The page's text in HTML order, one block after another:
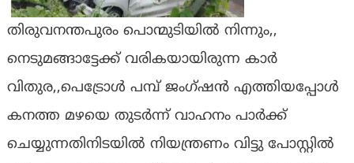
തിരുവനന്തപുരം പൊന്മുടിയിൽ നിന്നും,,
നെടുമങ്ങാട്ടേക്ക് വരികയായിരുന്ന കാർ
വിതുര,,പെട്രോൾ പമ്പ് ജംഗ്ഷൻ എത്തിയപ്പോൾ
കനത്ത മഴയെ തുടർന്ന് വാഹനം പാർക്ക്
ചെയ്യുന്നതിനിടയിൽ നിയന്ത്രണം വിട്ടു പോസ്റ്റിൽ